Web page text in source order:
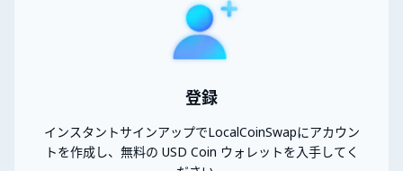
登録
インスタントサインアップでLocalCoinSwapにアカウン
トを作成し、無料の USD Coin ウォレットを入手してく